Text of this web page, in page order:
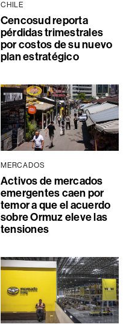
CHILE
Cencosud reporta
pérdidas trimestrales
por costos de su nuevo
plan estratégico
MERCADOS
Activos de mercados
emergentes caen por
temor a que el acuerdo
sobre Ormuz eleve las
tensiones